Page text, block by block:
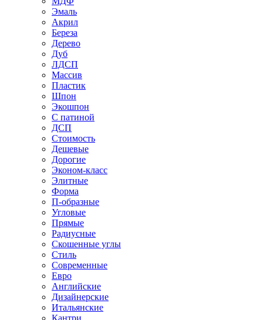
Эмаль
Акрил
Береза
Дерево
Дуб
ЛДСП
Массив
Пластик
Шпон
Экошпон
С патиной
ДСП
Стоимость
Дешевые
Дорогие
Эконом-класс
Элитные
Форма
П-образные
Угловые
Прямые
Радиусные
Скошенные углы
Стиль
Современные
Евро
Английские
Дизайнерские
Итальянские
Кантри